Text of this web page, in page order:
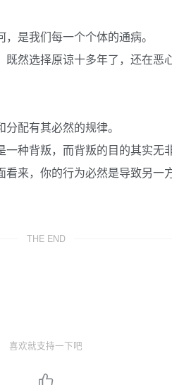
是我们每一个个体的通病。
然选择原谅十多年了，还在恶
配有其必然的规律。
种背叛，而背叛的目的其实无
来，你的行为必然是导致另一
THE END
喜欢就支持一下吧